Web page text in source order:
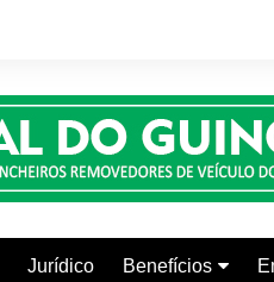
Jurídico Benefícios